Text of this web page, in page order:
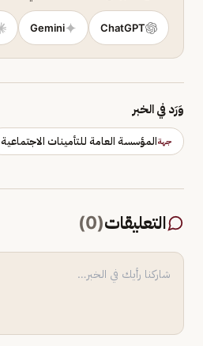
ChatGPT
Gemini
وَرَد في الخبر
جهةالمؤسسة العامة للتأمينات الاجتماعية
التعليقات(
0
)